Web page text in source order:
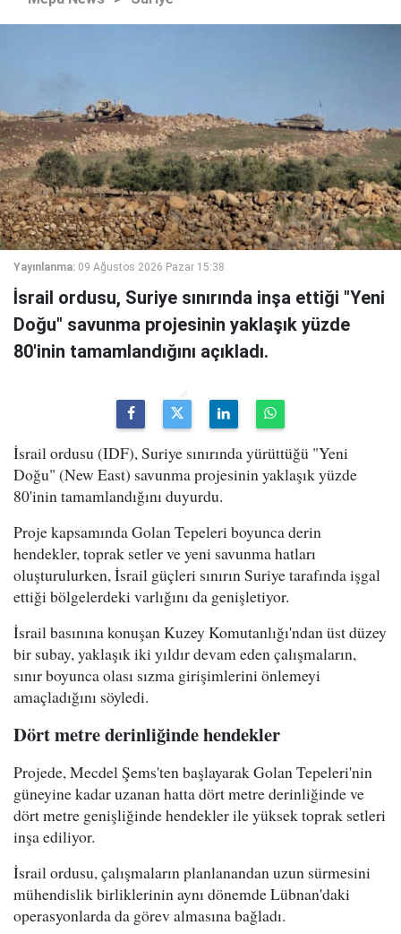
Yayınlanma: 09 Ağustos 2026 Pazar 15:38
İsrail ordusu, Suriye sınırında inşa ettiği "Yeni
Doğu" savunma projesinin yaklaşık yüzde
80'inin tamamlandığını açıkladı.
İsrail ordusu (IDF), Suriye sınırında yürüttüğü "Yeni
Doğu" (New East) savunma projesinin yaklaşık yüzde
80'inin tamamlandığını duyurdu.
Proje kapsamında Golan Tepeleri boyunca derin
hendekler, toprak setler ve yeni savunma hatları
oluşturulurken, İsrail güçleri sınırın Suriye tarafında işgal
ettiği bölgelerdeki varlığını da genişletiyor.
İsrail basınına konuşan Kuzey Komutanlığı'ndan üst düzey
bir subay, yaklaşık iki yıldır devam eden çalışmaların,
sınır boyunca olası sızma girişimlerini önlemeyi
amaçladığını söyledi.
Dört metre derinliğinde hendekler
Projede, Mecdel Şems'ten başlayarak Golan Tepeleri'nin
güneyine kadar uzanan hatta dört metre derinliğinde ve
dört metre genişliğinde hendekler ile yüksek toprak setleri
inşa ediliyor.
İsrail ordusu, çalışmaların planlanandan uzun sürmesini
mühendislik birliklerinin aynı dönemde Lübnan'daki
operasyonlarda da görev almasına bağladı.